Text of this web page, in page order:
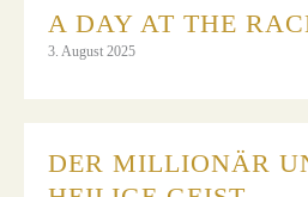
A DAY AT THE
3. August 2025
DER MILLIONÄR